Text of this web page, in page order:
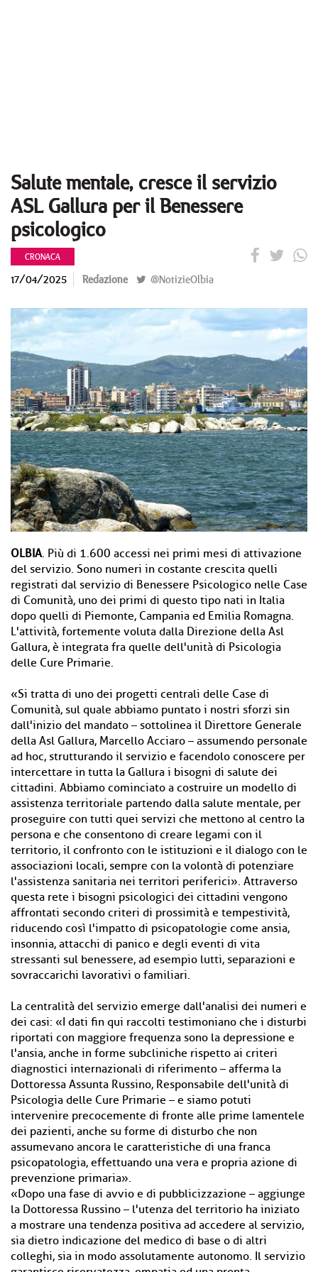
Salute mentale, cresce il servizio
ASL Gallura per il Benessere
psicologico
CRONACA
17/04/2025 Redazione @NotizieOlbia
OLBIA. Più di 1.600 accessi nei primi mesi di attivazione
del servizio. Sono numeri in costante crescita quelli
registrati dal servizio di Benessere Psicologico nelle Case
di Comunità, uno dei primi di questo tipo nati in Italia
dopo quelli di Piemonte, Campania ed Emilia Romagna.
L'attività, fortemente voluta dalla Direzione della Asl
Gallura, è integrata fra quelle dell'unità di Psicologia
delle Cure Primarie.
«Si tratta di uno dei progetti centrali delle Case di
Comunità, sul quale abbiamo puntato i nostri sforzi sin
dall'inizio del mandato – sottolinea il Direttore Generale
della Asl Gallura, Marcello Acciaro – assumendo personale
ad hoc, strutturando il servizio e facendolo conoscere per
intercettare in tutta la Gallura i bisogni di salute dei
cittadini. Abbiamo cominciato a costruire un modello di
assistenza territoriale partendo dalla salute mentale, per
proseguire con tutti quei servizi che mettono al centro la
persona e che consentono di creare legami con il
territorio, il confronto con le istituzioni e il dialogo con le
associazioni locali, sempre con la volontà di potenziare
l'assistenza sanitaria nei territori periferici». Attraverso
questa rete i bisogni psicologici dei cittadini vengono
affrontati secondo criteri di prossimità e tempestività,
riducendo così l'impatto di psicopatologie come ansia,
insonnia, attacchi di panico e degli eventi di vita
stressanti sul benessere, ad esempio lutti, separazioni e
sovraccarichi lavorativi o familiari.
La centralità del servizio emerge dall'analisi dei numeri e
dei casi: «I dati fin qui raccolti testimoniano che i disturbi
riportati con maggiore frequenza sono la depressione e
l'ansia, anche in forme subcliniche rispetto ai criteri
diagnostici internazionali di riferimento – afferma la
Dottoressa Assunta Russino, Responsabile dell'unità di
Psicologia delle Cure Primarie – e siamo potuti
intervenire precocemente di fronte alle prime lamentele
dei pazienti, anche su forme di disturbo che non
assumevano ancora le caratteristiche di una franca
psicopatologia, effettuando una vera e propria azione di
prevenzione primaria».
«Dopo una fase di avvio e di pubblicizzazione – aggiunge
la Dottoressa Russino – l'utenza del territorio ha iniziato
a mostrare una tendenza positiva ad accedere al servizio,
sia dietro indicazione del medico di base o di altri
colleghi, sia in modo assolutamente autonomo. Il servizio